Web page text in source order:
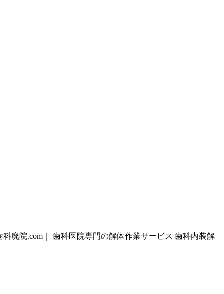
廃院.com｜ 歯科医院専門の解体作業サービス 歯科内装解